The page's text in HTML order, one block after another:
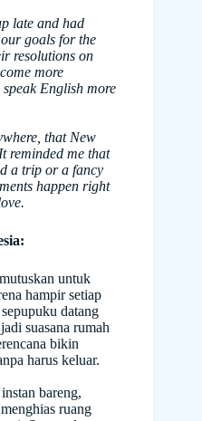
late and had
goals for the
resolutions on
more
English more
that New
reminded me that
a trip or a fancy
happen right
untuk
hampir setiap
datang
suasana rumah
bikin
harus keluar.
bareng,
ruang